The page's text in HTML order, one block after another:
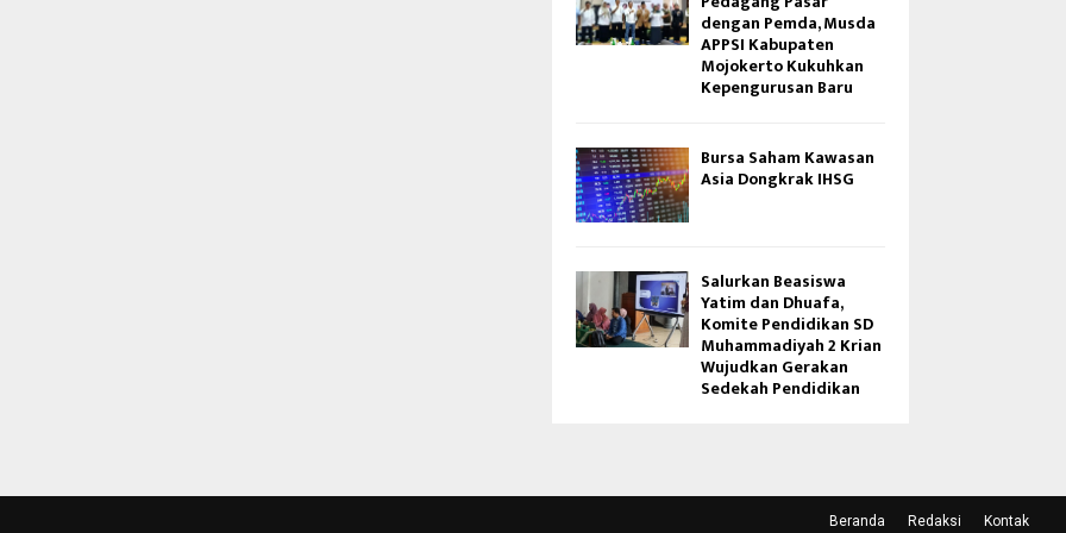
dengan Pemda, Musda
APPSI Kabupaten
Mojokerto Kukuhkan
Kepengurusan Baru
Bursa Saham Kawasan
Asia Dongkrak IHSG
Salurkan Beasiswa
Yatim dan Dhuafa,
Komite Pendidikan SD
Muhammadiyah 2 Krian
Wujudkan Gerakan
Sedekah Pendidikan
Beranda Redaksi Kontak